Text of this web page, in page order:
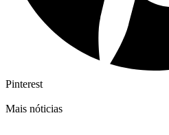
Pinterest
Mais nóticias